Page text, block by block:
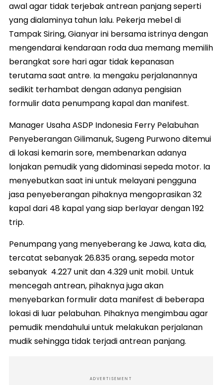
awal agar tidak terjebak antrean panjang seperti
yang dialaminya tahun lalu. Pekerja mebel di
Tampak Siring, Gianyar ini bersama istrinya dengan
mengendarai kendaraan roda dua memang memilih
berangkat sore hari agar tidak kepanasan
terutama saat antre. Ia mengaku perjalanannya
sedikit terhambat dengan adanya pengisian
formulir data penumpang kapal dan manifest.
Manager Usaha ASDP Indonesia Ferry Pelabuhan
Penyeberangan Gilimanuk, Sugeng Purwono ditemui
di lokasi kemarin sore, membenarkan adanya
lonjakan pemudik yang didominasi sepeda motor. Ia
menyebutkan saat ini untuk melayani pengguna
jasa penyeberangan pihaknya mengoprasikan 32
kapal dari 48 kapal yang siap berlayar dengan 192
trip.
Penumpang yang menyeberang ke Jawa, kata dia,
tercatat sebanyak 26.835 orang, sepeda motor
sebanyak 4.227 unit dan 4.329 unit mobil. Untuk
mencegah antrean, pihaknya juga akan
menyebarkan formulir data manifest di beberapa
lokasi di luar pelabuhan. Pihaknya mengimbau agar
pemudik mendahului untuk melakukan perjalanan
mudik sehingga tidak terjadi antrean panjang.
ADVERTISEMENT